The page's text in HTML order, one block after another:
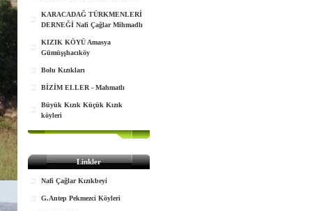
KARACADAĞ TÜRKMENLERİ
DERNEĞİ Nafi Çağlar Mihmadlı
KIZIK KÖYÜ Amasya
Gümüşşhacıköy
Bolu Kızıkları
BİZİM ELLER - Mahmatlı
Büyük Kızık Küçük Kızık
köyleri
Linkler
Nafi Çağlar Kızıkbeyi
G.Antep Pekmezci Köyleri